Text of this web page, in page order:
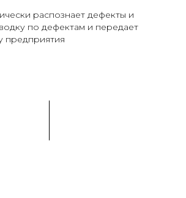
распознает дефекты и
по дефектам и передает
предприятия